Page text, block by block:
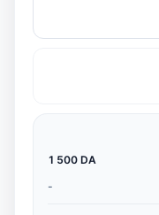
1 500 DA
-